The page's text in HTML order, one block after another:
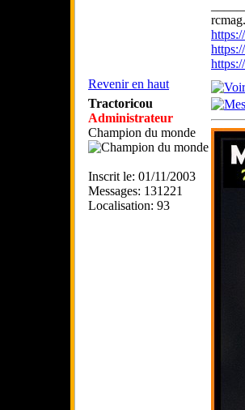
Revenir en haut
Tractoricou
Administrateur
Champion du monde
Inscrit le: 01/11/2003
Messages: 131221
Localisation: 93